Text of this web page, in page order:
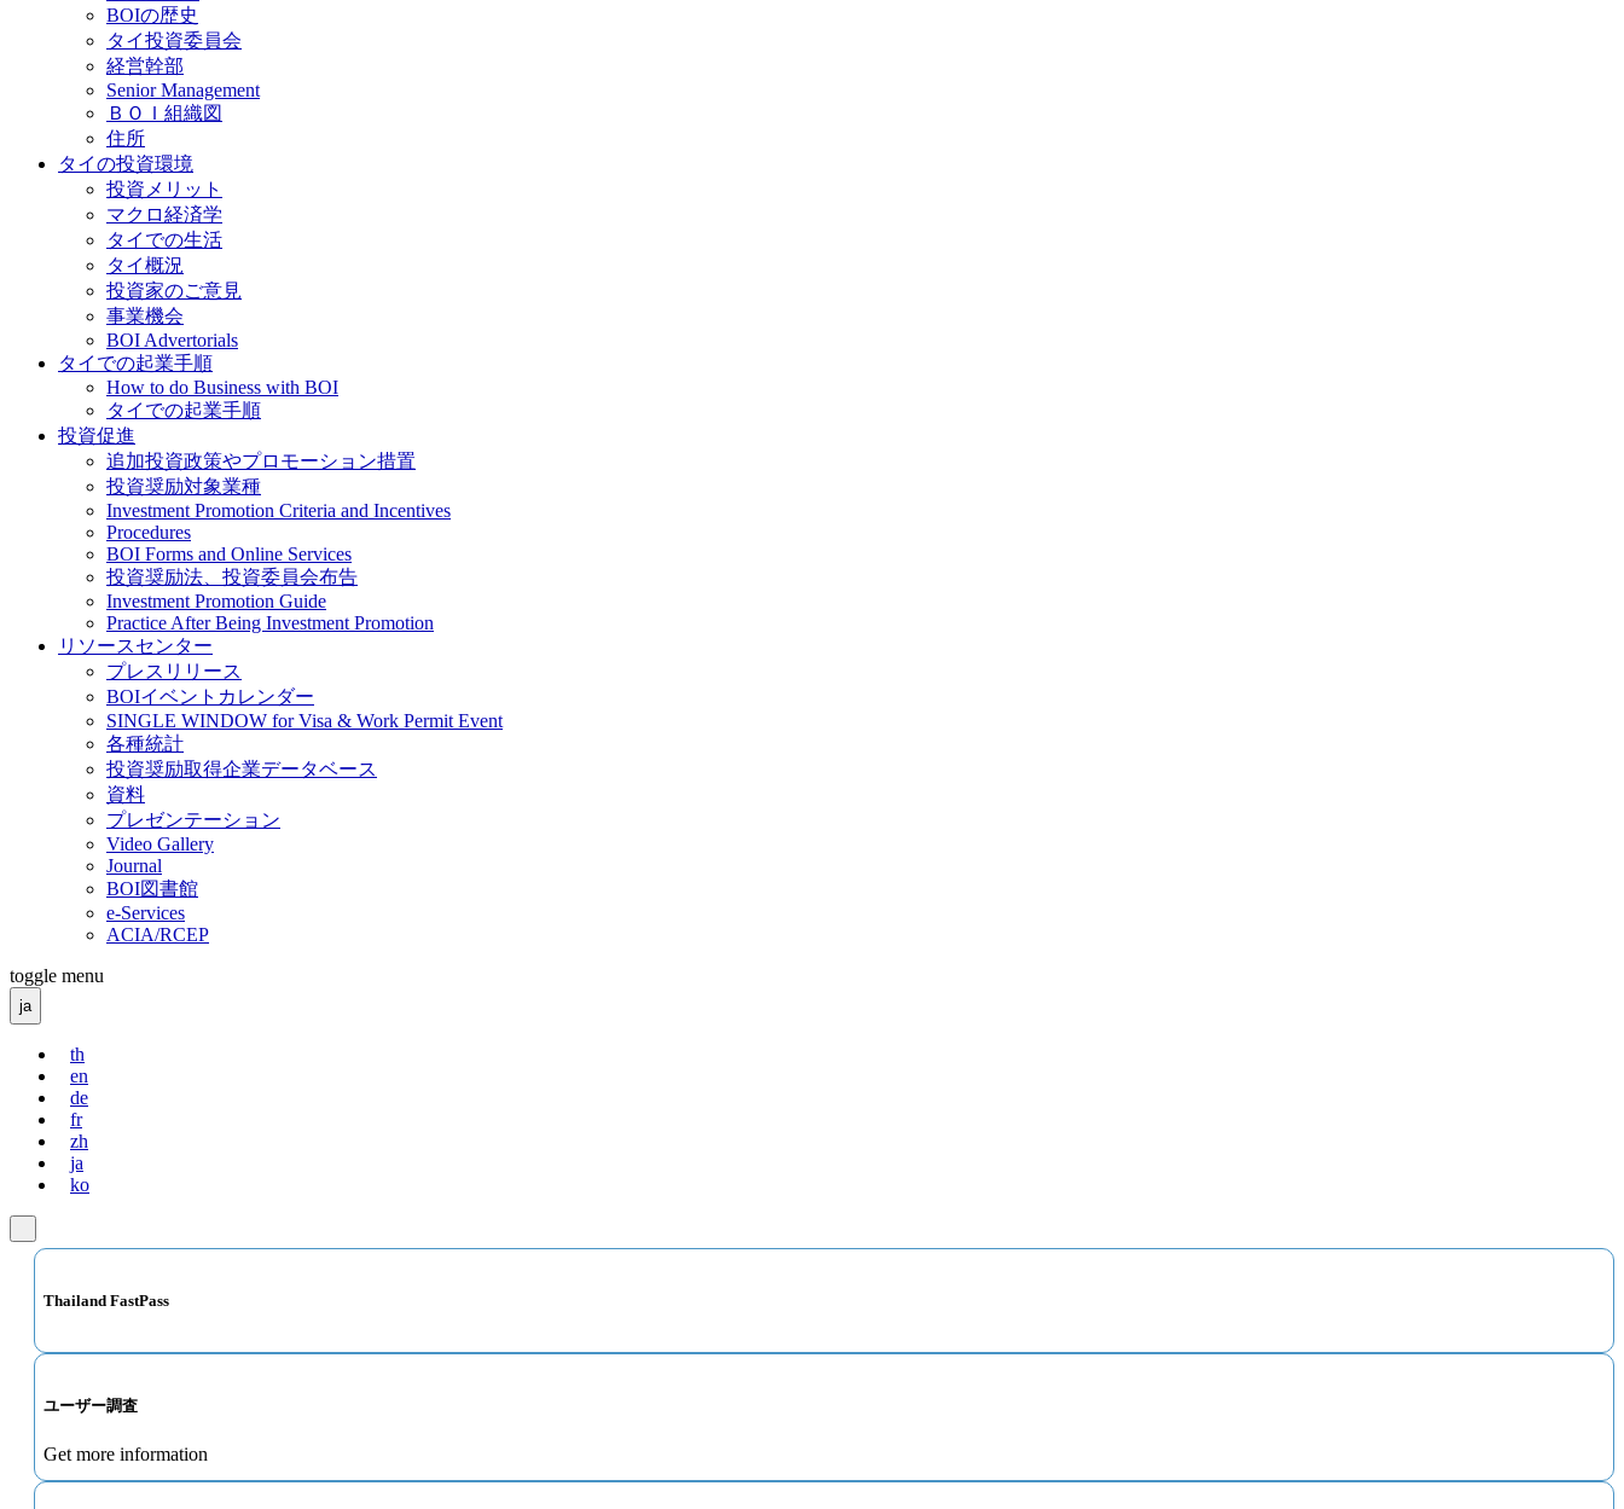
BOIの歴史
タイ投資委員会
経営幹部
Senior Management
ＢＯＩ組織図
住所
タイの投資環境
投資メリット
マクロ経済学
タイでの生活
タイ概況
投資家のご意見
事業機会
BOI Advertorials
タイでの起業手順
How to do Business with BOI
タイでの起業手順
投資促進
追加投資政策やプロモーション措置
投資奨励対象業種
Investment Promotion Criteria and Incentives
Procedures
BOI Forms and Online Services
投資奨励法、投資委員会布告
Investment Promotion Guide
Practice After Being Investment Promotion
リソースセンター
プレスリリース
BOIイベントカレンダー
SINGLE WINDOW for Visa & Work Permit Event
各種統計
投資奨励取得企業データベース
資料
プレゼンテーション
Video Gallery
Journal
BOI図書館
e-Services
ACIA/RCEP
toggle menu
ja
th
en
de
fr
zh
ja
ko
Thailand FastPass
ユーザー調査
Get more information